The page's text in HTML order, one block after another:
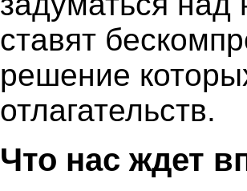
ставят
решение
отлагательств.
Что нас ждет